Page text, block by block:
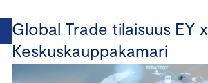
Global Trade tilaisuus EY x
Keskuskauppakamari